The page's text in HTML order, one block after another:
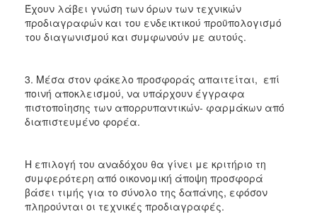
Έχουν λάβει γνώση των όρων των τεχνικών
προδιαγραφών και του ενδεικτικού προϋπολογισμό
του διαγωνισμού και συμφωνούν με αυτούς.
3. Μέσα στον φάκελο προσφοράς απαιτείται, επί
ποινή αποκλεισμού, να υπάρχουν έγγραφα
πιστοποίησης των απορρυπαντικών- φαρμάκων από
διαπιστευμένο φορέα.
H επιλογή του αναδόχου θα γίνει με κριτήριο τη
συμφερότερη από οικονομική άποψη προσφορά
βάσει τιμής για το σύνολο της δαπάνης, εφόσον
πληρούνται οι τεχνικές προδιαγραφές.